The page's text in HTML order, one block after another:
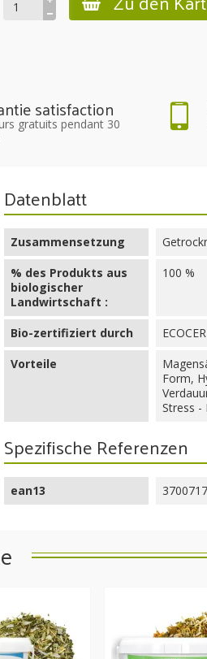
satisfaction
gratuits pendant 30
Datenblatt
Zusammensetzung
% des Produkts aus
biologischer
Landwirtschaft :
100 %
Bio-zertifiziert durch
Vorteile
Form,
Stress -
Spezifische Referenzen
ean13